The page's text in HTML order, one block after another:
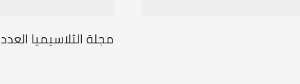
مجلة الثلاسيميا العدد 5